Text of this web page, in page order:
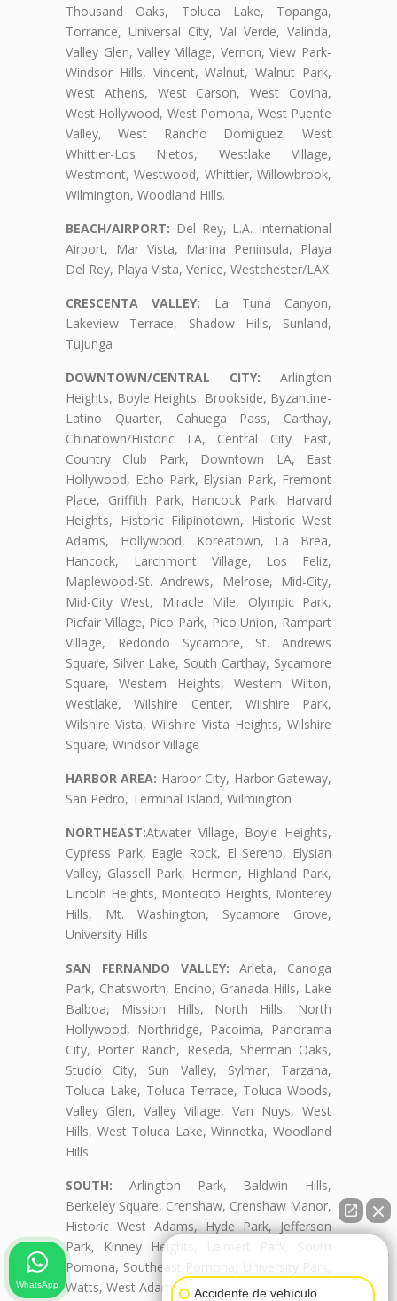
Thousand Oaks, Toluca Lake, Topanga,
Torrance, Universal City, Val Verde, Valinda,
Valley Glen, Valley Village, Vernon, View Park-
Windsor Hills, Vincent, Walnut, Walnut Park,
West Athens, West Carson, West Covina,
West Hollywood, West Pomona, West Puente
Valley, West Rancho Domiguez, West
Whittier-Los Nietos, Westlake Village,
Westmont, Westwood, Whittier, Willowbrook,
Wilmington, Woodland Hills.
BEACH/AIRPORT: Del Rey, L.A. International
Airport, Mar Vista, Marina Peninsula, Playa
Del Rey, Playa Vista, Venice, Westchester/LAX
CRESCENTA VALLEY: La Tuna Canyon,
Lakeview Terrace, Shadow Hills, Sunland,
Tujunga
DOWNTOWN/CENTRAL CITY: Arlington
Heights, Boyle Heights, Brookside, Byzantine-
Latino Quarter, Cahuega Pass, Carthay,
Chinatown/Historic LA, Central City East,
Country Club Park, Downtown LA, East
Hollywood, Echo Park, Elysian Park, Fremont
Place, Griffith Park, Hancock Park, Harvard
Heights, Historic Filipinotown, Historic West
Adams, Hollywood, Koreatown, La Brea,
Hancock, Larchmont Village, Los Feliz,
Maplewood-St. Andrews, Melrose, Mid-City,
Mid-City West, Miracle Mile, Olympic Park,
Picfair Village, Pico Park, Pico Union, Rampart
Village, Redondo Sycamore, St. Andrews
Square, Silver Lake, South Carthay, Sycamore
Square, Western Heights, Western Wilton,
Westlake, Wilshire Center, Wilshire Park,
Wilshire Vista, Wilshire Vista Heights, Wilshire
Square, Windsor Village
HARBOR AREA: Harbor City, Harbor Gateway,
San Pedro, Terminal Island, Wilmington
NORTHEAST:Atwater Village, Boyle Heights,
Cypress Park, Eagle Rock, El Sereno, Elysian
Valley, Glassell Park, Hermon, Highland Park,
Lincoln Heights, Montecito Heights, Monterey
Hills, Mt. Washington, Sycamore Grove,
University Hills
SAN FERNANDO VALLEY: Arleta, Canoga
Park, Chatsworth, Encino, Granada Hills, Lake
Balboa, Mission Hills, North Hills, North
Hollywood, Northridge, Pacoima, Panorama
City, Porter Ranch, Reseda, Sherman Oaks,
Studio City, Sun Valley, Sylmar, Tarzana,
Toluca Lake, Toluca Terrace, Toluca Woods,
Valley Glen, Valley Village, Van Nuys, West
Hills, West Toluca Lake, Winnetka, Woodland
Hills
SOUTH: Arlington Park, Baldwin Hills,
Berkeley Square, Crenshaw, Crenshaw Manor,
Historic West Adams, Hyde Park, Jefferson
Park, Kinney Heights, Leimert Park, South
Pomona, Southeast Pomona, University Park,
Watts, West Adams, West Adams Terrace
Accidente de vehículo
WhatsApp